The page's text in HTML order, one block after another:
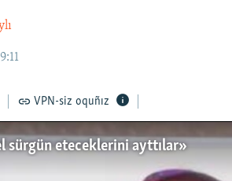
VPN-siz oquñız
sürgün eteceklerini ayttılar»